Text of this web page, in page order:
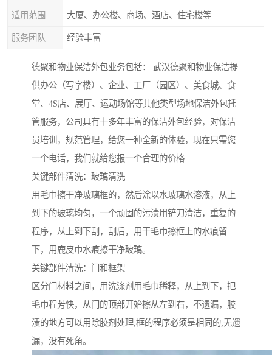
适用范围 大厦、办公楼、商场、酒店、住宅楼等
服务团队 经验丰富
德聚和物业保洁外包业务包括： 武汉德聚和物业保洁提
供办公（写字楼）、企业、工厂（园区）、美食城、食
堂、4S店、展厅、运动场馆等其他类型场地保洁外包托
管服务，公司具有十多年丰富的保洁外包经验，对保洁
员培训，规范管理，给您一种全新的体验，现在只需您
一个电话，我们就给您报一个合理的价格
关键部件清洗：玻璃清洗
用毛巾擦干净玻璃框的，然后涂以水玻璃水溶液，从上
到下的玻璃均匀，一个顽固的污渍用铲刀清洁，重复的
程序，从上到下刮，刮后，用干毛巾擦框上的水痕留
下，用鹿皮巾水痕擦干净玻璃。
关键部件清洗：门和框架
区分门材料之间，用洗涤剂用毛巾稀释，从上到下，把
毛巾程芳快，从门的顶部开始擦从左到右，不遗漏，胶
渍的地方可以用除胶剂处理;框的程序必须是相同的;无遗
漏，没有死角。